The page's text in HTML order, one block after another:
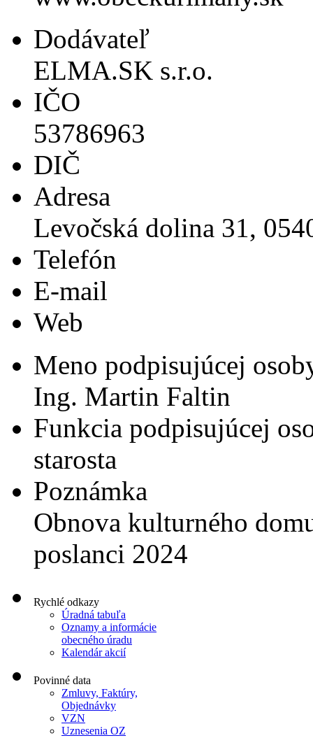
Dodávateľ
ELMA.SK s.r.o.
IČO
53786963
DIČ
Adresa
Levočská dolina 31,
Telefón
E-mail
Web
Meno podpisujúcej
Ing. Martin Faltin
Funkcia podpisujúcej
starosta
Poznámka
Obnova kulturného
poslanci 2024
Rychlé odkazy
Úradná tabuľa
Oznamy a informácie
obecného úradu
Kalendár akcií
Povinné data
Zmluvy, Faktúry,
Objednávky
VZN
Uznesenia OZ